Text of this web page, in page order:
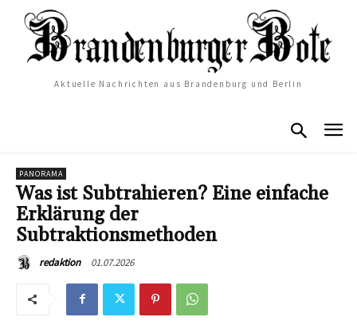
Aktuelle Nachrichten aus Brandenburg und Berlin
PANORAMA
Was ist Subtrahieren? Eine einfache
Erklärung der
Subtraktionsmethoden
redaktion 01.07.2026